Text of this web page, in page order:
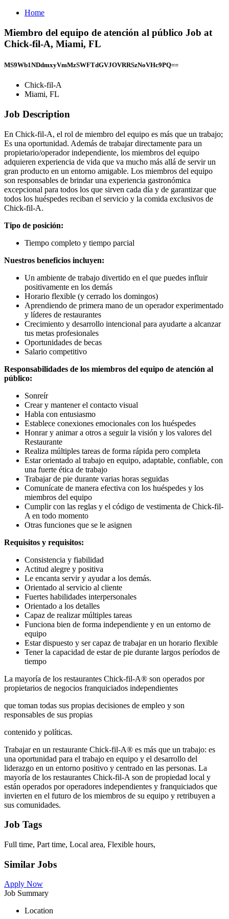
Home
Miembro del equipo de atención al público Job at
Chick-fil-A, Miami, FL
MS9Wb1NDdmxyVmMzSWFTdGVJOVRRSzNoVHc9PQ==
Chick-fil-A
Miami, FL
Job Description
En Chick-fil-A, el rol de miembro del equipo es más que un trabajo;
Es una oportunidad. Además de trabajar directamente para un
propietario/operador independiente, los miembros del equipo
adquieren experiencia de vida que va mucho más allá de servir un
gran producto en un entorno amigable. Los miembros del equipo
son responsables de brindar una experiencia gastronómica
excepcional para todos los que sirven cada día y de garantizar que
todos los huéspedes reciban el servicio y la comida exclusivos de
Chick-fil-A.
Tipo de posición:
Tiempo completo y tiempo parcial
Nuestros beneficios incluyen:
Un ambiente de trabajo divertido en el que puedes influir
positivamente en los demás
Horario flexible (y cerrado los domingos)
Aprendiendo de primera mano de un operador experimentado
y líderes de restaurantes
Crecimiento y desarrollo intencional para ayudarte a alcanzar
tus metas profesionales
Oportunidades de becas
Salario competitivo
Responsabilidades de los miembros del equipo de atención al
público:
Sonreír
Crear y mantener el contacto visual
Habla con entusiasmo
Establece conexiones emocionales con los huéspedes
Honrar y animar a otros a seguir la visión y los valores del
Restaurante
Realiza múltiples tareas de forma rápida pero completa
Estar orientado al trabajo en equipo, adaptable, confiable, con
una fuerte ética de trabajo
Trabajar de pie durante varias horas seguidas
Comunícate de manera efectiva con los huéspedes y los
miembros del equipo
Cumplir con las reglas y el código de vestimenta de Chick-fil-
A en todo momento
Otras funciones que se le asignen
Requisitos y requisitos:
Consistencia y fiabilidad
Actitud alegre y positiva
Le encanta servir y ayudar a los demás.
Orientado al servicio al cliente
Fuertes habilidades interpersonales
Orientado a los detalles
Capaz de realizar múltiples tareas
Funciona bien de forma independiente y en un entorno de
equipo
Estar dispuesto y ser capaz de trabajar en un horario flexible
Tener la capacidad de estar de pie durante largos períodos de
tiempo
La mayoría de los restaurantes Chick-fil-A® son operados por
propietarios de negocios franquiciados independientes
que toman todas sus propias decisiones de empleo y son
responsables de sus propias
contenido y políticas.
Trabajar en un restaurante Chick-fil-A® es más que un trabajo: es
una oportunidad para el trabajo en equipo y el desarrollo del
liderazgo en un entorno positivo y centrado en las personas. La
mayoría de los restaurantes Chick-fil-A son de propiedad local y
están operados por operadores independientes y franquiciados que
invierten en el futuro de los miembros de su equipo y retribuyen a
sus comunidades.
Job Tags
Full time, Part time, Local area, Flexible hours,
Similar Jobs
Apply Now
Job Summary
Location